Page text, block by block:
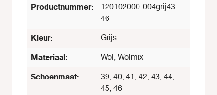
Productnummer:
120102000-004grij43-
46
Kleur: Grijs
Materiaal: Wol, Wolmix
Schoenmaat:
39, 40, 41, 42, 43, 44,
45, 46